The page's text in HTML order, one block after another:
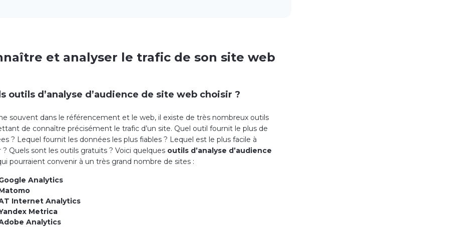
et analyser le trafic de son site web
outils d’analyse d’audience de site web choisir ?
souvent dans le référencement et le web, il existe de très nombreux outils
de connaître précisément le trafic d’un site. Quel outil fournit le plus de
? Lequel fournit les données les plus fiables ? Lequel est le plus facile à
? Quels sont les outils gratuits ? Voici quelques outils d’analyse d’audience
pourraient convenir à un très grand nombre de sites :
Analytics
Internet Analytics
Metrica
Analytics